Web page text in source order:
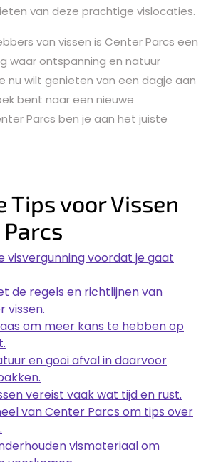
van deze prachtige vislocaties.
van vissen is Center Parcs een
waar ontspanning en natuur
nu wilt genieten van een dagje aan
bent naar een nieuwe
Parcs ben je aan het juiste
Tips voor Vissen
visvergunning voordat je gaat
de regels en richtlijnen van
vissen.
om meer kans te hebben op
en gooi afval in daarvoor
vereist vaak wat tijd en rust.
van Center Parcs om tips over
vismateriaal om